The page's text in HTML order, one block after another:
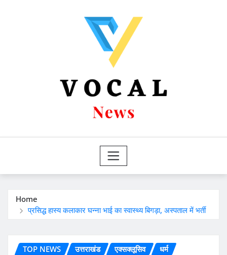
Home
प्रसिद्ध हास्य कलाकार घन्ना भाई का स्वास्थ्य बिगड़ा, अस्पताल में भर्ती
TOP NEWS उत्तराखंड एक्सक्लूसिव धर्म